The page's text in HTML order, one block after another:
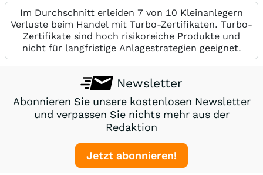
Im Durchschnitt erleiden 7 von 10 Kleinanlegern
Verluste beim Handel mit Turbo-Zertifikaten. Turbo-
Zertifikate sind hoch risikoreiche Produkte und
nicht für langfristige Anlagestrategien geeignet.
Newsletter
Abonnieren Sie unsere kostenlosen Newsletter
und verpassen Sie nichts mehr aus der
Redaktion
Jetzt abonnieren!